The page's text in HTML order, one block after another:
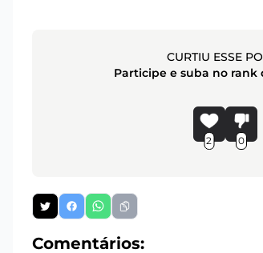
CURTIU ESSE
Participe e suba no rank
2 0
Comentários: